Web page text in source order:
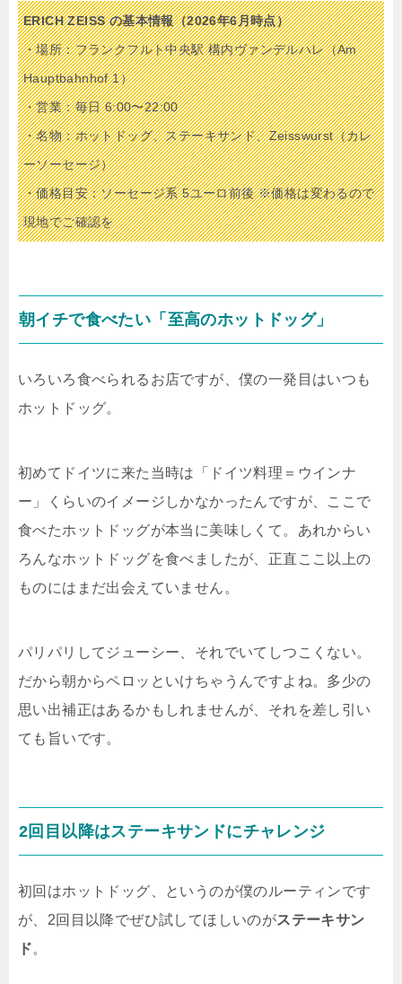
ERICH ZEISS の基本情報（2026年6月時点）
・場所：フランクフルト中央駅 構内ヴァンデルハレ（Am
Hauptbahnhof 1）
・営業：毎日 6:00〜22:00
・名物：ホットドッグ、ステーキサンド、Zeisswurst（カレ
ーソーセージ）
・価格目安：ソーセージ系 5ユーロ前後 ※価格は変わるので
現地でご確認を
朝イチで食べたい「至高のホットドッグ」
いろいろ食べられるお店ですが、僕の一発目はいつも
ホットドッグ。
初めてドイツに来た当時は「ドイツ料理＝ウインナ
ー」くらいのイメージしかなかったんですが、ここで
食べたホットドッグが本当に美味しくて。あれからい
ろんなホットドッグを食べましたが、正直ここ以上の
ものにはまだ出会えていません。
パリパリしてジューシー、それでいてしつこくない。
だから朝からペロッといけちゃうんですよね。多少の
思い出補正はあるかもしれませんが、それを差し引い
ても旨いです。
2回目以降はステーキサンドにチャレンジ
初回はホットドッグ、というのが僕のルーティンです
が、2回目以降でぜひ試してほしいのがステーキサン
ド。